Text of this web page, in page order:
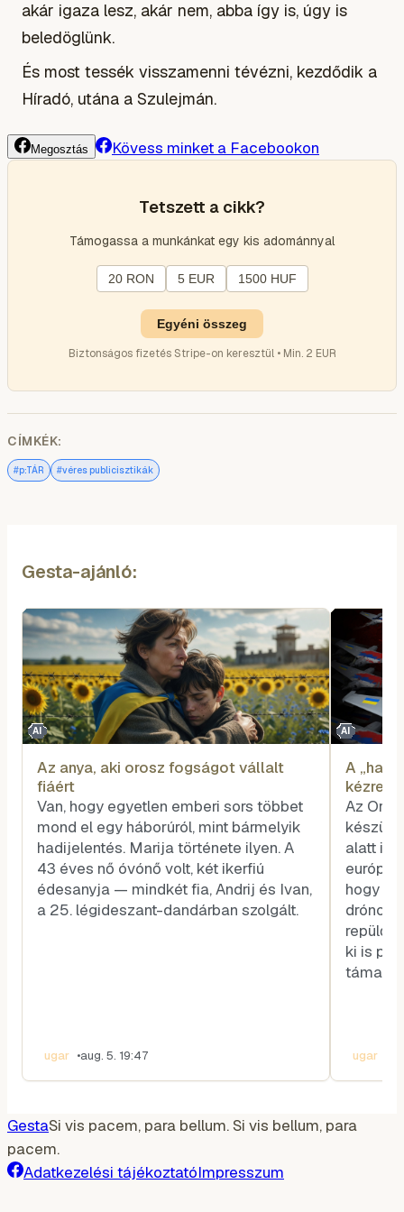
akár igaza lesz, akár nem, abba így is, úgy is
beledöglünk.
És most tessék visszamenni tévézni, kezdődik a
Híradó, utána a Szulejmán.
Megosztás Kövess minket a Facebookon
Tetszett a cikk?
Támogassa a munkánkat egy kis adománnyal
20 RON 5 EUR 1500 HUF
Egyéni összeg
Biztonságos fizetés Stripe-on keresztül • Min. 2 EUR
CÍMKÉK:
#p:TÁR #véres publicisztikák
Gesta-ajánló:
AI
Az anya, aki orosz fogságot vállalt
fiáért
Van, hogy egyetlen emberi sors többet
mond el egy háborúról, mint bármelyik
hadijelentés. Marija története ilyen. A
43 éves nő óvónő volt, két ikerfiú
édesanyja — mindkét fia, Andrij és Ivan,
a 25. légideszant-dandárban szolgált.
ugar •aug. 5. 19:47
AI
A
kézre
Az
készül
alatt is
európai
hogy
repülő
ki is
ugar
GestaSi vis pacem, para bellum. Si vis bellum, para
pacem.
Adatkezelési tájékoztatóImpresszum